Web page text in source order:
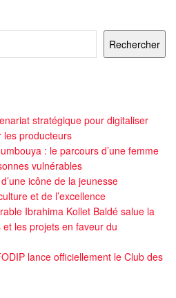
Rechercher
stratégique pour digitaliser
les producteurs
: le parcours d’une femme
vulnérables
icône de la jeunesse
et de l’excellence
Ibrahima Kollet Baldé salue la
les projets en faveur du
lance officiellement le Club des